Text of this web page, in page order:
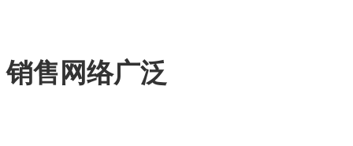
销售网络广泛